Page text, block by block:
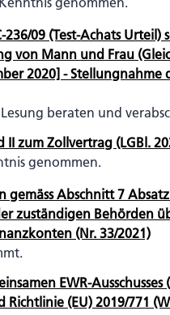
236/09 (Test-Achats
von Mann und Frau
2020] - Stellungnahme
beraten und
zum Zollvertrag (LGBl.
genommen.
Abschnitt 7
zuständigen Behörden
(Nr. 33/2021)
EWR-
(EU) 2019/771